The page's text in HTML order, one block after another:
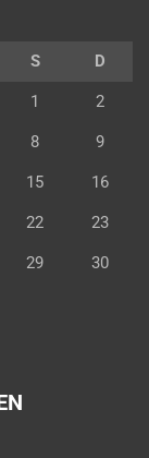
S D
1 2
8 9
15 16
22 23
29 30